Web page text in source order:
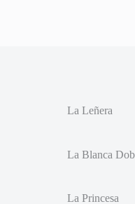
La Leñera
La Blanca
La Princesa